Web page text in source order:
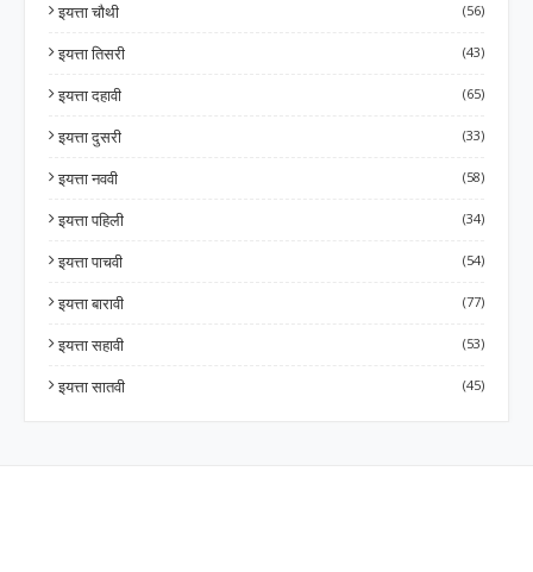
इयत्ता चौथी (56)
इयत्ता तिसरी (43)
इयत्ता दहावी (65)
इयत्ता दुसरी (33)
इयत्ता नववी (58)
इयत्ता पहिली (34)
इयत्ता पाचवी (54)
इयत्ता बारावी (77)
इयत्ता सहावी (53)
इयत्ता सातवी (45)